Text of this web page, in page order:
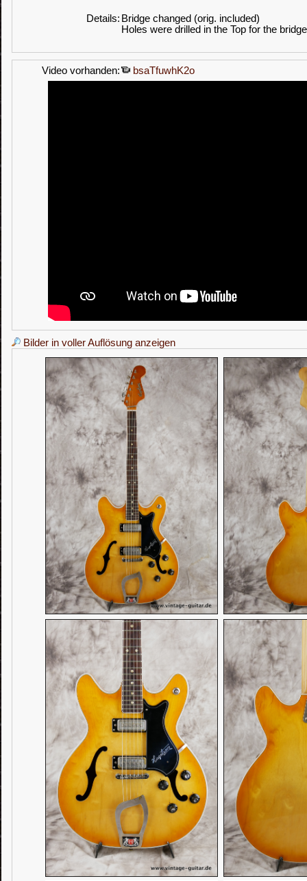
Details: Bridge changed (orig. included)
Holes were drilled in the Top for the
Video vorhanden: bsaTfuwhK2o
Bilder in voller Auflösung anzeigen